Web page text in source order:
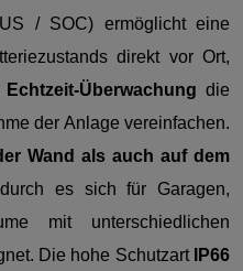
/ SOC) ermöglicht eine
direkt vor Ort,
Überwachung die
der Anlage vereinfachen.
Wand als auch auf dem
es sich für Garagen,
mit unterschiedlichen
Die hohe Schutzart IP66